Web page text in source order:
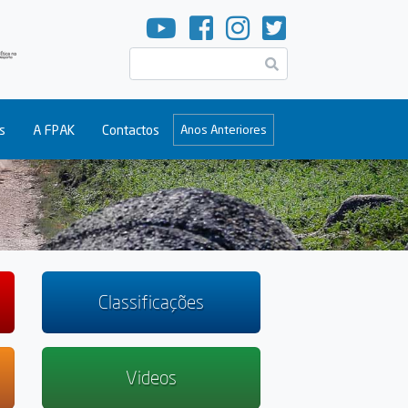
A FPAK Contactos Anos Anteriores
Classificações
Videos